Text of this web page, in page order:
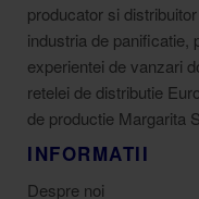
producator si
industria de panificatie,
experientei de vanzari
retelei de distributie
de productie Margarita
INFORMATII
Despre noi